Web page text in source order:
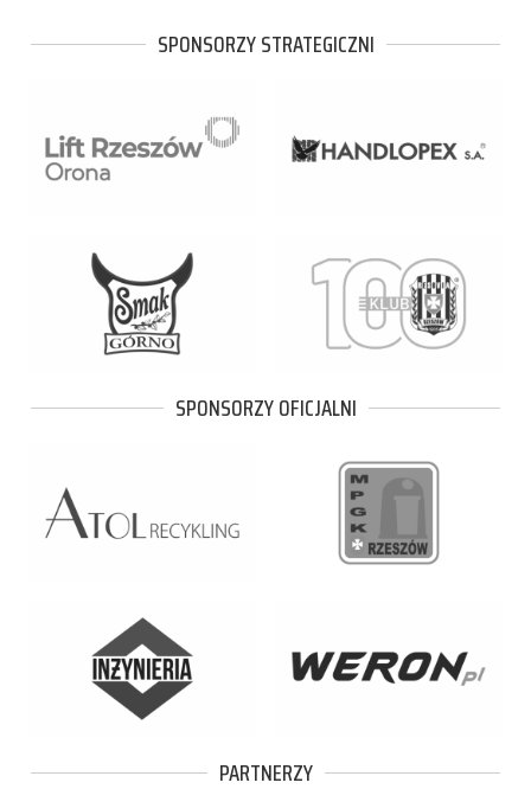
SPONSORZY STRATEGICZNI
SPONSORZY OFICJALNI
PARTNERZY